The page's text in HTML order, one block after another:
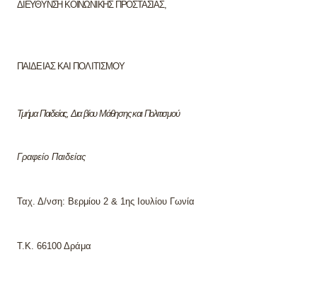
ΔΙΕΥΘΥΝΣΗ ΚΟΙΝΩΝΙΚΗΣ ΠΡΟΣΤΑΣΙΑΣ,
ΠΑΙΔΕΙΑΣ ΚΑΙ ΠΟΛΙΤΙΣΜΟΥ
Τμήμα Παιδείας, Δια βίου Μάθησης και Πολιτισμού
Γραφείο Παιδείας
Ταχ. Δ/νση: Βερμίου 2 & 1ης Ιουλίου Γωνία
Τ.Κ. 66100 Δράμα